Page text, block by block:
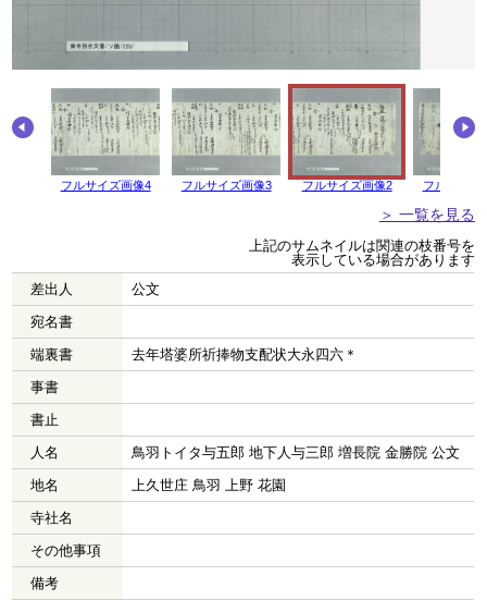
フルサイズ画像4 フルサイズ画像3 フルサイズ画像2 フルサイズ
＞ 一覧を見る
上記のサムネイルは関連の枝番号を
表示している場合があります
差出人
公文
宛名書
端裏書
去年塔婆所祈捧物支配状大永四六＊
事書
書止
人名
鳥羽トイタ与五郎 地下人与三郎 増長院 金勝院 公文
地名
上久世庄 鳥羽 上野 花園
寺社名
その他事項
備考